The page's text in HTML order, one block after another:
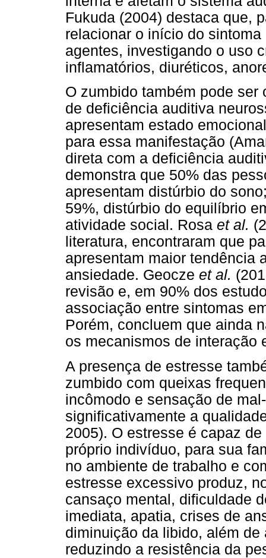
Fukuda (2004) destaca que,
relacionar o início do
agentes, investigando o uso
inflamatórios, diuréticos,
O zumbido também pode
de deficiência auditiva
apresentam estado
para essa manifestação
direta com a deficiência
demonstra que 50% das
apresentam distúrbio do
59%, distúrbio do equilíbrio
atividade social. Rosa et al.
literatura, encontraram que
apresentam maior tendência
ansiedade. Geocze et al.
revisão e, em 90% dos
associação entre sintomas
Porém, concluem que ainda
os mecanismos de interação
A presença de estresse
zumbido com queixas
incômodo e sensação de
significativamente a
2005). O estresse é capaz
próprio indivíduo, para sua
no ambiente de trabalho e
estresse excessivo produz,
cansaço mental, dificuldade
imediata, apatia, crises de
diminuição da libido, além
reduzindo a resistência da